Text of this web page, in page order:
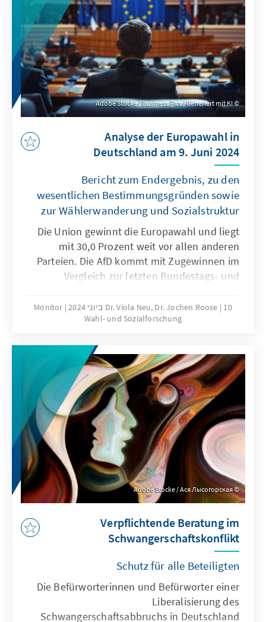
gefordert. Bei einer Konkurrenz von
Klimaschutz und Wirtschaftswachstum
plädieren sie stärker für
Wirtschaftswachstum.
Adobe Stocke / Business Pics / Generiert mit KI
Analyse der Europawahl in
Deutschland am 9. Juni 2024
Bericht zum Endergebnis, zu den
wesentlichen Bestimmungsgründen sowie
zur Wählerwanderung und Sozialstruktur
Die Union gewinnt die Europawahl und liegt
mit 30,0 Prozent weit vor allen anderen
Parteien. Die AfD kommt mit Zugewinnen im
Vergleich zur letzten Bundestags- und
mit dem schwächsten Ergebnis bei einer
bundesweiten Wahl drittstärkste Kraft (13,9
Vergleich zur letzten Europawahl deutlich
verlieren und 11,9 Prozent erreichen. Das
Bündnis Sahra Wagenknecht (BSW) erreicht
aus dem Stand 6,2 Prozent und liegt noch vor
der FDP (5,2 Prozent) und der Linken (2,7
Prozent).
Dr. Viola Neu, Dr. Jochen Roose 10 ביוני 2024
Monitor
Wahl- und Sozialforschung
Adobe Stocke / Ася Лысогорская
Verpflichtende Beratung im
Schwangerschaftskonflikt
Schutz für alle Beteiligten
Die Befürworterinnen und Befürworter einer
Liberalisierung des
Schwangerschaftsabbruchs in Deutschland